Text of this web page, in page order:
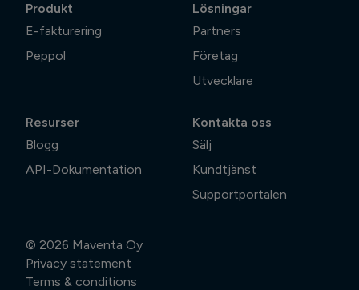
Produkt
E-fakturering
Peppol
Lösningar
Partners
Företag
Utvecklare
Resurser
Blogg
API-Dokumentation
Kontakta oss
Sälj
Kundtjänst
Supportportalen
© 2026 Maventa Oy
Privacy statement
Terms & conditions